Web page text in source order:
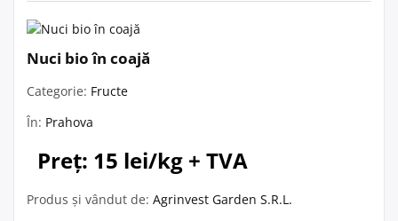
Nuci bio în coajă
Categorie: Fructe
În: Prahova
Preț: 15 lei/kg + TVA
Produs și vândut de: Agrinvest Garden S.R.L.